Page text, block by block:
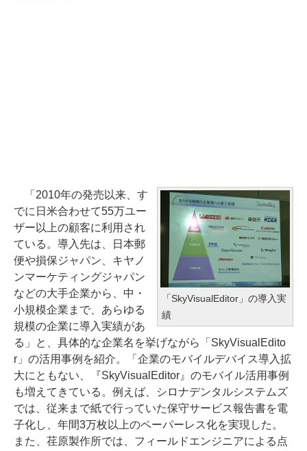
「SkyVisualEditor」の導入実
績
「2010年の発売以来、す
でに日米合わせて55万ユー
ザー以上の顧客に利用され
ている。導入先は、日本郵
便や損保ジャパン、キヤノ
ンマーケティングジャパン
などの大手企業から、中・
小規模企業まで、あらゆる
規模の企業に導入実績があ
る」と、具体的な企業名を挙げながら「SkyVisualEdito
r」の活用事例を紹介。「企業のモバイルデバイス導入拡
大にともない、『SkyVisualEditor』のモバイル活用事例
も増えてきている。例えば、シロナデンタルシステムズ
では、従来まで紙で行っていた保守サービス報告書を電
子化し、年間3万枚以上のペーパーレス化を実現した。
また、荏原製作所では、フィールドエンジニアによる点